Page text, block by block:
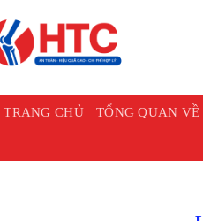
TRANG CHỦ TỔNG QUAN VỀ